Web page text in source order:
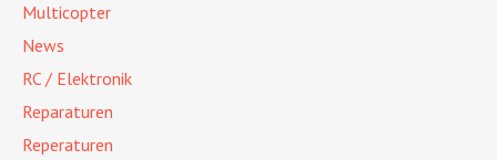
Multicopter
News
RC / Elektronik
Reparaturen
Reperaturen